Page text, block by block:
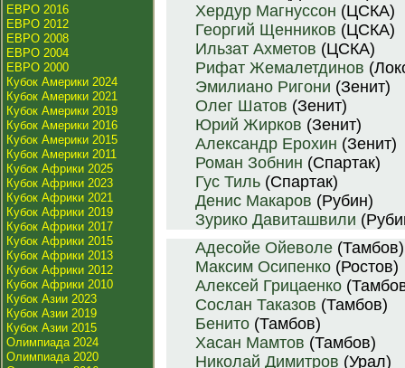
ЕВРО 2016
ЕВРО 2012
ЕВРО 2008
ЕВРО 2004
ЕВРО 2000
Кубок Америки 2024
Кубок Америки 2021
Кубок Америки 2019
Кубок Америки 2016
Кубок Америки 2015
Кубок Америки 2011
Кубок Африки 2025
Кубок Африки 2023
Кубок Африки 2021
Кубок Африки 2019
Кубок Африки 2017
Кубок Африки 2015
Кубок Африки 2013
Кубок Африки 2012
Кубок Африки 2010
Кубок Азии 2023
Кубок Азии 2019
Кубок Азии 2015
Олимпиада 2024
Олимпиада 2020
Хердур Магнуссон (ЦСКА)
Георгий Щенников (ЦСКА)
Ильзат Ахметов (ЦСКА)
Рифат Жемалетдинов
Эмилиано Ригони (Зенит)
Олег Шатов (Зенит)
Юрий Жирков (Зенит)
Александр Ерохин (Зенит)
Роман Зобнин (Спартак)
Гус Тиль (Спартак)
Денис Макаров (Рубин)
Зурико Давиташвили
Адесойе Ойеволе (Тамбов)
Максим Осипенко (Ростов)
Алексей Грицаенко
Сослан Таказов (Тамбов)
Бенито (Тамбов)
Хасан Мамтов (Тамбов)
Николай Димитров (Урал)